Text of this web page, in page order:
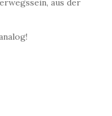
aus der